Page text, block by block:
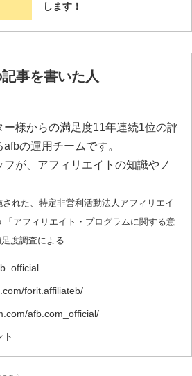
します！
事を書いた人
様からの満足度11年連続1位の評
の運用チームです。
が、アフィリエイトの知識やノ
れた、特定非営利活動法人アフィリエイ
「アフィリエイト・プログラムに関する意
度調査による
forit.affiliateb/
afb.com_official/